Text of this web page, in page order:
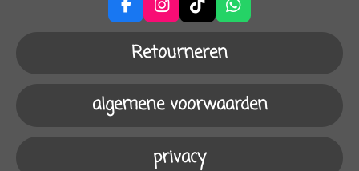
F
a
b
o
k
I
n
s
t
a
r
a
m
T
i
k
T
o
W
h
s
p
p
Retourneren
algemene voorwaarden
privacy